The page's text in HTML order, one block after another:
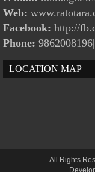
Web:
Facebook: http://
Phone:
LOCATION MAP
All Rights